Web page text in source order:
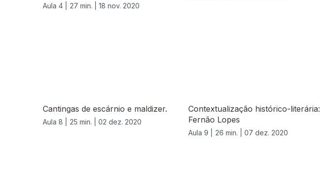
Aula 4 | 27 min. | 18 nov. 2020
Cantingas de escárnio e maldizer.
Aula 8 | 25 min. | 02 dez. 2020
Contextualização histórico-literária:
Fernão Lopes
Aula 9 | 26 min. | 07 dez. 2020